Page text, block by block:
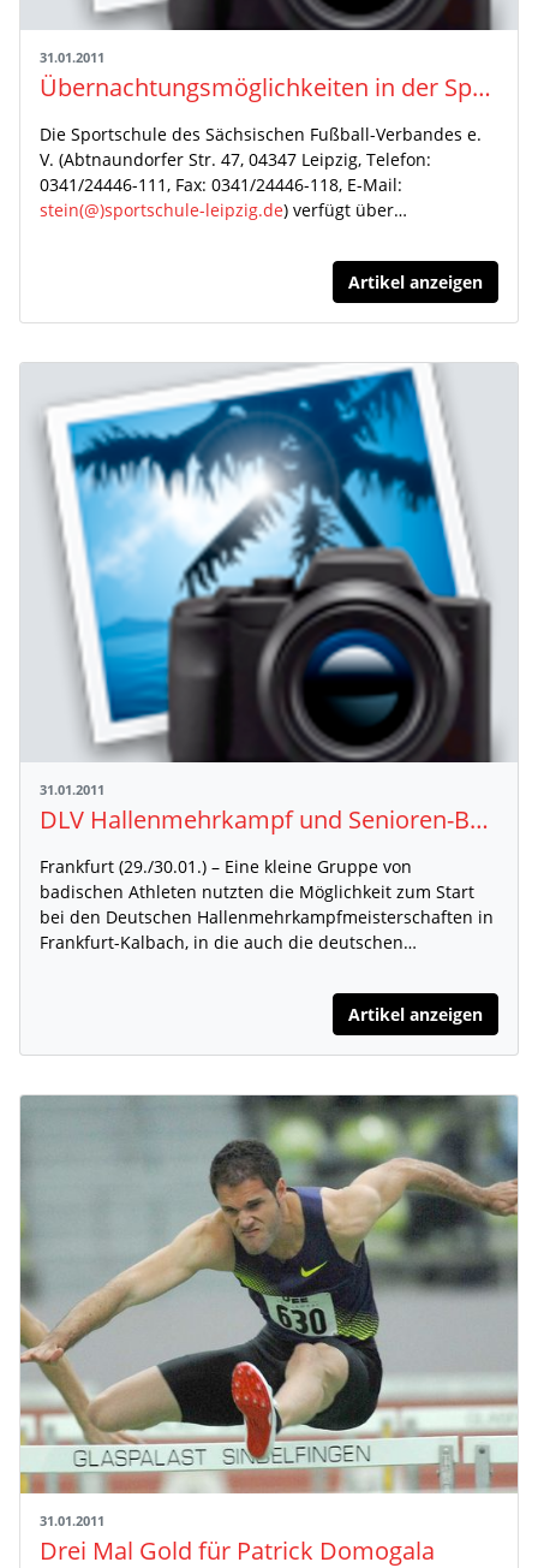
31.01.2011
Übernachtungsmöglichkeiten in der Sportschule des Sächsischen Fußball-Verbandes
Die Sportschule des Sächsischen Fußball-Verbandes e.
V. (Abtnaundorfer Str. 47, 04347 Leipzig, Telefon:
0341/24446-111, Fax: 0341/24446-118, E-Mail:
stein(@)sportschule-leipzig.de) verfügt über…
Artikel anzeigen
31.01.2011
DLV Hallenmehrkampf und Senioren-Bahngehen
Frankfurt (29./30.01.) – Eine kleine Gruppe von
badischen Athleten nutzten die Möglichkeit zum Start
bei den Deutschen Hallenmehrkampfmeisterschaften in
Frankfurt-Kalbach, in die auch die deutschen…
Artikel anzeigen
31.01.2011
Drei Mal Gold für Patrick Domogala